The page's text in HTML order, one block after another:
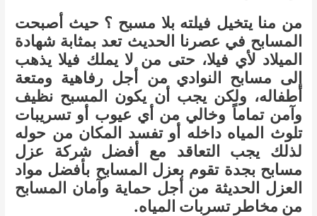
من منا يتخيل فيلته بلا مسبح ؟ حيث أصبحت
المسابح في عصرنا الحديث تعد بمثابة شهادة
الميلاد لأي فيلا، حتى من لا يملك فيلا يذهب
إلى مسابح النوادي من أجل رفاهية ومتعة
أطفاله، ولكن يجب أن يكون المسبح نظيف
وآمن تماماً وخالي من أي عيوب أو تسريبات
تلوث المياه داخله أو تفسد المكان من حوله
لذلك يجب التعاقد مع أفضل شركة عزل
مسابح بجدة تقوم بعزل المسابح بأفضل مواد
العزل الحديثة من أجل حماية وآمان المسابح
من مخاطر تسربات المياه.